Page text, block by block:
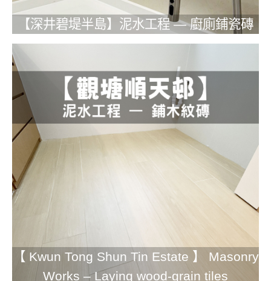
【深井碧堤半島】泥水工程 — 廚廁鋪瓷磚
【 Kwun Tong Shun Tin Estate 】 Masonry
Works – Laying wood-grain tiles